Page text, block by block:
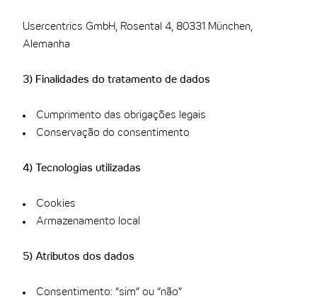
Usercentrics GmbH, Rosental 4, 80331 München,
Alemanha
3) Finalidades do tratamento de dados
Cumprimento das obrigações legais
Conservação do consentimento
4) Tecnologias utilizadas
Cookies
Armazenamento local
5) Atributos dos dados
Consentimento: “sim” ou “não”